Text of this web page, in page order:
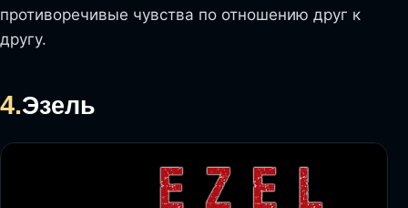
противоречивые чувства по отношению друг к
другу.
4.Эзель